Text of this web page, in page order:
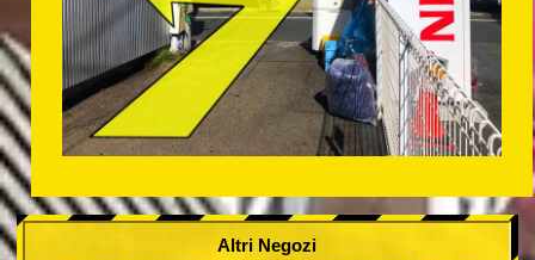
Altri Negozi